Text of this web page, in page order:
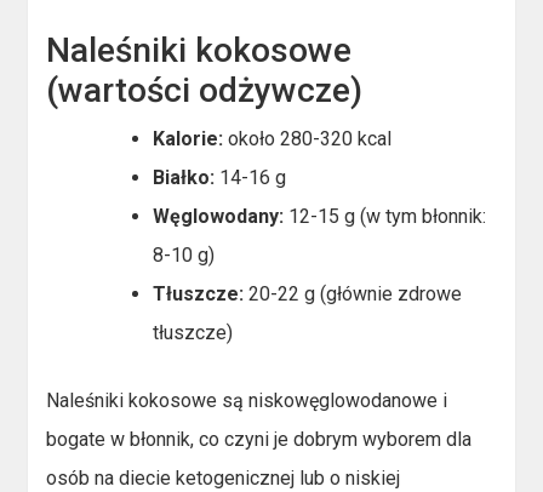
Naleśniki kokosowe
(wartości odżywcze)
Kalorie: około 280-320 kcal
Białko: 14-16 g
Węglowodany: 12-15 g (w tym błonnik:
8-10 g)
Tłuszcze: 20-22 g (głównie zdrowe
tłuszcze)
Naleśniki kokosowe są niskowęglowodanowe i
bogate w błonnik, co czyni je dobrym wyborem dla
osób na diecie ketogenicznej lub o niskiej